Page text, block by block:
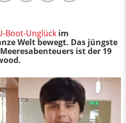
Boot-Unglück im
Welt bewegt. Das jüngste
ist der 19